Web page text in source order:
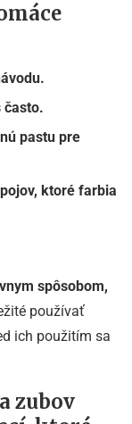
často.
pastu pre
ktoré farbia
spôsobom,
používať
ich použitím sa
zubov